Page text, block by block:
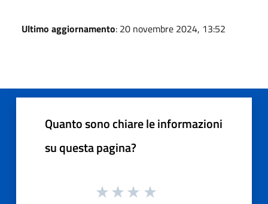
Ultimo aggiornamento: 20 novembre 2024, 13:52
Quanto sono chiare le informazioni
su questa pagina?